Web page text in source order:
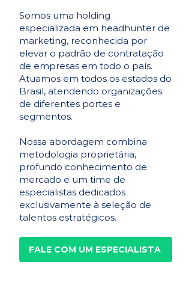
Somos uma holding
especializada em headhunter de
marketing, reconhecida por
elevar o padrão de contratação
de empresas em todo o país.
Atuamos em todos os estados do
Brasil, atendendo organizações
de diferentes portes e
segmentos.
Nossa abordagem combina
metodologia proprietária,
profundo conhecimento de
mercado e um time de
especialistas dedicados
exclusivamente à seleção de
talentos estratégicos.
FALE COM UM ESPECIALISTA